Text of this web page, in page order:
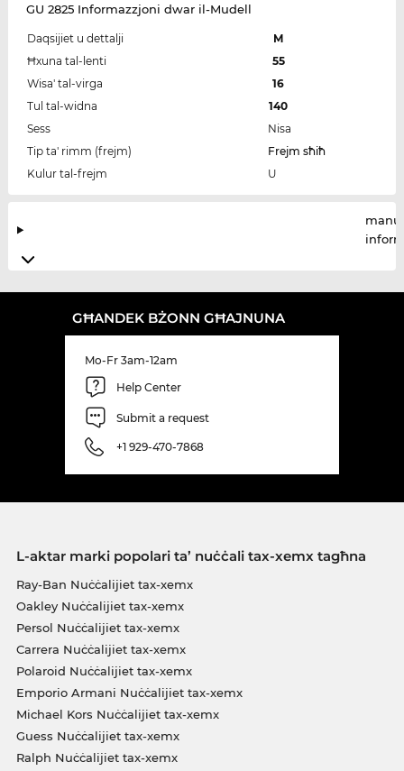
GU 2825 Informazzjoni dwar il-Mudell
Daqsijiet u dettalji
M
Ħxuna tal-lenti
55
Wisa' tal-virga
16
Tul tal-widna
140
Sess
Nisa
Tip ta' rimm (frejm)
Frejm sħiħ
Kulur tal-frejm
U
GĦANDEK BŻONN GĦAJNUNA
Mo-Fr 3am-12am
Help Center
Submit a request
+1 929-470-7868
L-aktar marki popolari ta’ nuċċali tax-xemx tagħna
Ray-Ban Nuċċalijiet tax-xemx
Oakley Nuċċalijiet tax-xemx
Persol Nuċċalijiet tax-xemx
Carrera Nuċċalijiet tax-xemx
Polaroid Nuċċalijiet tax-xemx
Emporio Armani Nuċċalijiet tax-xemx
Michael Kors Nuċċalijiet tax-xemx
Guess Nuċċalijiet tax-xemx
Ralph Nuċċalijiet tax-xemx